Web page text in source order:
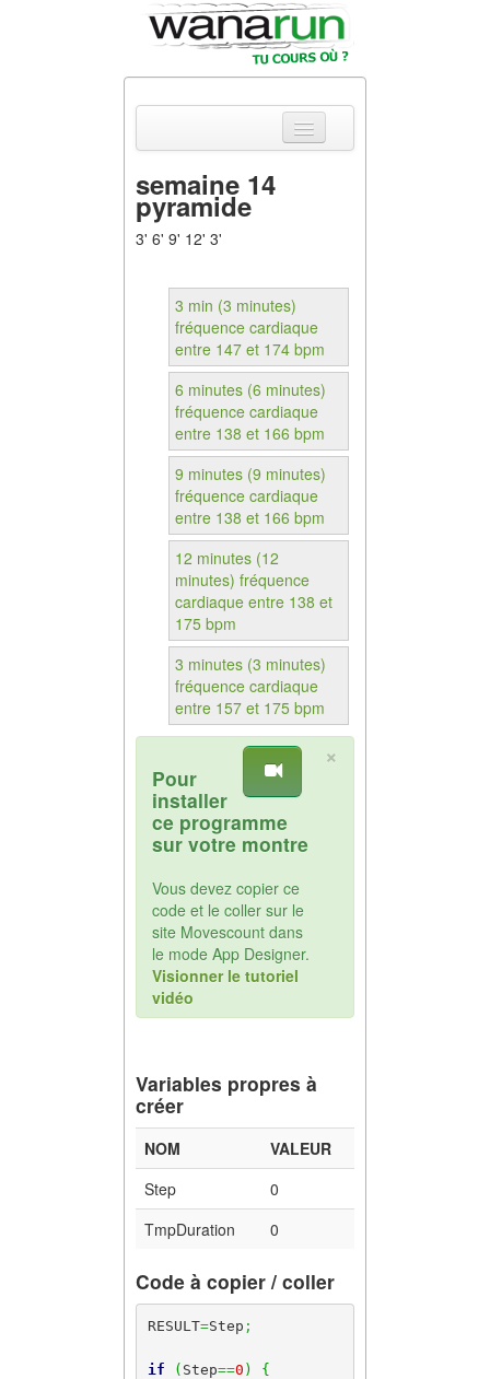
Actualités
Equipements &
Parcours &
Courses
Outils & Réseaux
semaine 14
pyramide
3' 6' 9' 12' 3'
3 min (3 minutes)
fréquence cardiaque
entre 147 et 174 bpm
6 minutes (6 minutes)
fréquence cardiaque
entre 138 et 166 bpm
9 minutes (9 minutes)
fréquence cardiaque
entre 138 et 166 bpm
12 minutes (12
minutes) fréquence
cardiaque entre 138 et
175 bpm
3 minutes (3 minutes)
fréquence cardiaque
entre 157 et 175 bpm
×
Pour
installer
ce programme
sur votre montre
Vous devez copier ce
code et le coller sur le
site Movescount dans
le mode App Designer.
Visionner le tutoriel
vidéo
Variables propres à
créer
NOM
VALEUR
Step
0
TmpDuration
0
Code à copier / coller
RESULT=Step ;
if ( Step==0 )
{